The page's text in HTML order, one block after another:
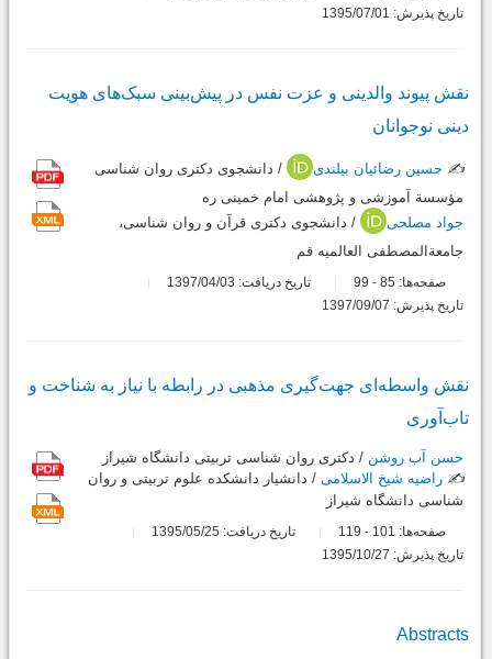
تاریخ پذیرش: 1395/07/01
نقش پیوند والدینی و عزت نفس در پیش‌بینی سبک‌های هویت
دینی نوجوانان
✍️ حسین رضائیان بیلندی
/ دانشجوی دکتری روان شناسی
مؤسسة آموزشی و پژوهشی امام خمینی ره
جواد مصلحی
/ دانشجوی دکتری قرآن و روان شناسی،
جامعةالمصطفی العالمیه قم
صفحه‌ها: 85
-
تاریخ دریافت: 1397/04/03
تاریخ پذیرش: 1397/09/07
نقش واسطه‌ا‌ی جهت‌گیری مذهبی در رابطه با نیاز به شناخت و
تاب‌آوری
حسن آب روشن / دکتری روان شناسی تربیتی دانشگاه شیراز
✍️ راضیه شیخ الاسلامی / دانشیار دانشکده علوم تربیتی و روان
شناسی دانشگاه شیراز
صفحه‌ها: 101
-
تاریخ دریافت: 1395/05/25
تاریخ پذیرش: 1395/10/27
Abstracts